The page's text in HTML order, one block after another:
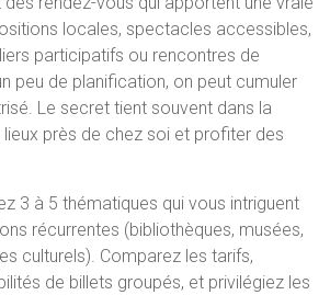
locales, spectacles accessibles,
participatifs ou rencontres de
peu de planification, on peut cumuler
Le secret tient souvent dans la
près de chez soi et profiter des
3 à 5 thématiques qui vous intriguent
récurrentes (bibliothèques, musées,
culturels). Comparez les tarifs,
de billets groupés, et privilégiez les